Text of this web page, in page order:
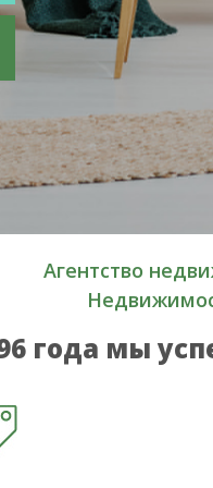
Агентство
года мы